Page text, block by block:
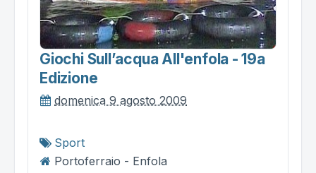
Giochi Sull’acqua All'enfola - 19a
Edizione
domenica 9 agosto 2009
Sport
Portoferraio - Enfola